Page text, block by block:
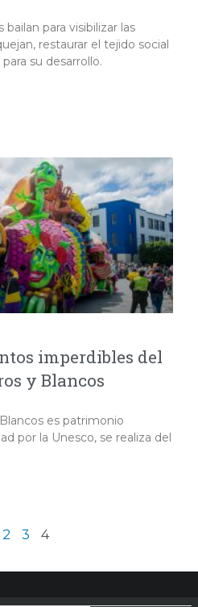
para visibilizar las
restaurar el tejido social
su desarrollo.
imperdibles del
y Blancos
es patrimonio
por la Unesco, se realiza del
2 3 4